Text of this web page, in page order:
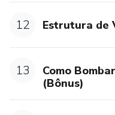
12 Estrutura de
13
Como
(Bônus)